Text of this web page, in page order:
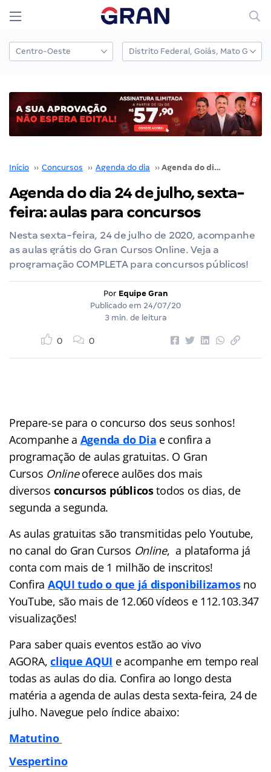
Início ›› Concursos ›› Agenda do dia ›› Agenda do dia 24 de julho, sexta-feira: aulas para concursos
Agenda do dia 24 de julho, sexta-
feira: aulas para concursos
Nesta sexta-feira, 24 de julho de 2020, acompanhe
as aulas grátis do Gran Cursos Online. Veja a
programação COMPLETA para concursos públicos!
Por Equipe Gran
Publicado em 24/07/20
3 min. de leitura
0 0
Prepare-se para o concurso dos seus sonhos!
Acompanhe a Agenda do Dia e confira a
programação de aulas gratuitas. O Gran
Cursos Onlineoferece aulões dos mais
diversos concursos públicostodos os dias, de
segunda a segunda.
As aulas gratuitas são transmitidas pelo Youtube,
no canal do Gran Cursos Online, a plataforma já
conta com mais de 1 milhão de inscritos!
Confira AQUI tudo o que já disponibilizamosno
YouTube, são mais de 12.060 vídeos e 112.103.347
visualizações!
Para saber quais eventos estão ao vivo
AGORA,clique AQUI e acompanhe em tempo real
todas as aulas do dia. Confira ao longo desta
matéria a agenda de aulas desta sexta-feira, 24 de
julho. Navegue pelo índice abaixo:
Matutino
Vespertino